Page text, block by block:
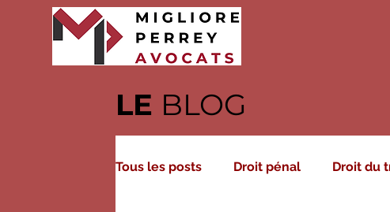
LE BLOG
Tous les posts Droit pénal Droit du